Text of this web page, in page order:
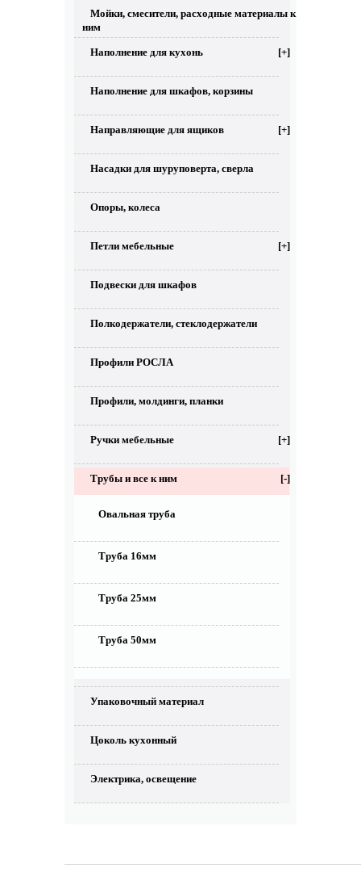
Мойки, смесители, расходные материалы к
ним
Наполнение для кухонь [+]
Наполнение для шкафов, корзины
Направляющие для ящиков [+]
Насадки для шуруповерта, сверла
Опоры, колеса
Петли мебельные [+]
Подвески для шкафов
Полкодержатели, стеклодержатели
Профили РОСЛА
Профили, молдинги, планки
Ручки мебельные [+]
Трубы и все к ним [-]
Овальная труба
Труба 16мм
Труба 25мм
Труба 50мм
Упаковочный материал
Цоколь кухонный
Электрика, освещение